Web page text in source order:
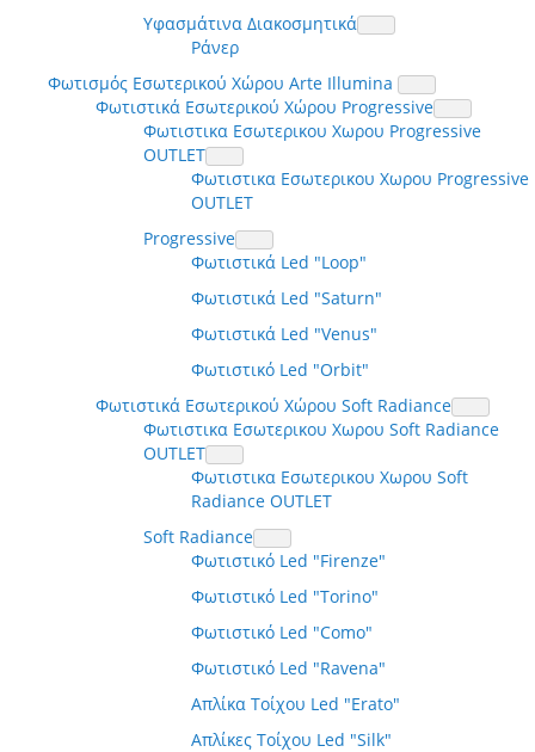
Υφασμάτινα Διακοσμητικά
Ράνερ
Φωτισμός Εσωτερικού Χώρου Arte Illumina
Φωτιστικά Εσωτερικού Χώρου Progressive
Φωτιστικα Εσωτερικου Χωρου Progressive
OUTLET
Φωτιστικα Εσωτερικου Χωρου Progressive
OUTLET
Progressive
Φωτιστικά Led "Loop"
Φωτιστικά Led "Saturn"
Φωτιστικά Led "Venus"
Φωτιστικό Led "Orbit"
Φωτιστικά Εσωτερικού Χώρου Soft Radiance
Φωτιστικα Εσωτερικου Χωρου Soft Radiance
OUTLET
Φωτιστικα Εσωτερικου Χωρου Soft
Radiance OUTLET
Soft Radiance
Φωτιστικό Led "Firenze"
Φωτιστικό Led "Torino"
Φωτιστικό Led "Como"
Φωτιστικό Led "Ravena"
Απλίκα Τοίχου Led "Erato"
Απλίκες Τοίχου Led "Silk"